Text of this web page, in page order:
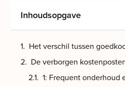
Inhoudsopgave
Het verschil tussen
De verborgen
1: Frequent onderhoud